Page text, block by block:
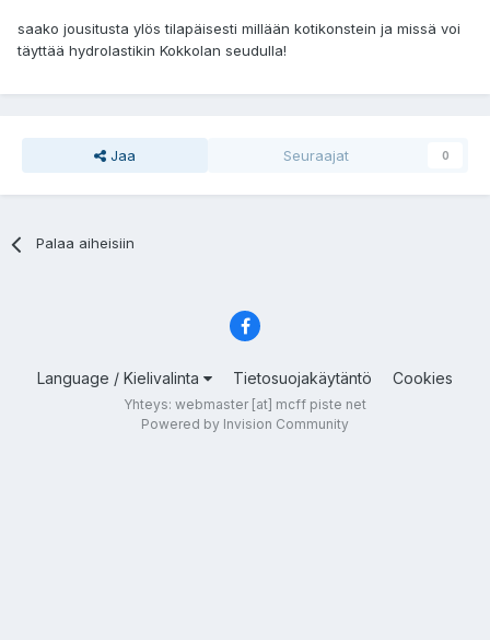
saako jousitusta ylös tilapäisesti millään kotikonstein ja missä voi
täyttää hydrolastikin Kokkolan seudulla!
Jaa Seuraajat 0
Palaa aiheisiin
Language / Kielivalinta Tietosuojakäytäntö Cookies
Yhteys: webmaster [at] mcff piste net
Powered by Invision Community